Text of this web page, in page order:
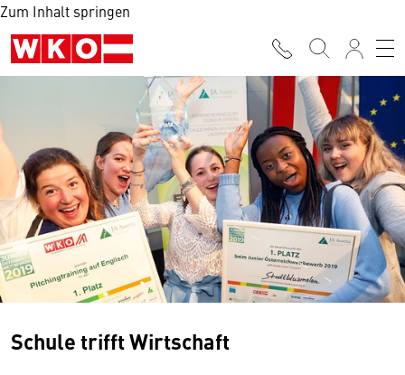
Zum Inhalt springen
Schule trifft Wirtschaft